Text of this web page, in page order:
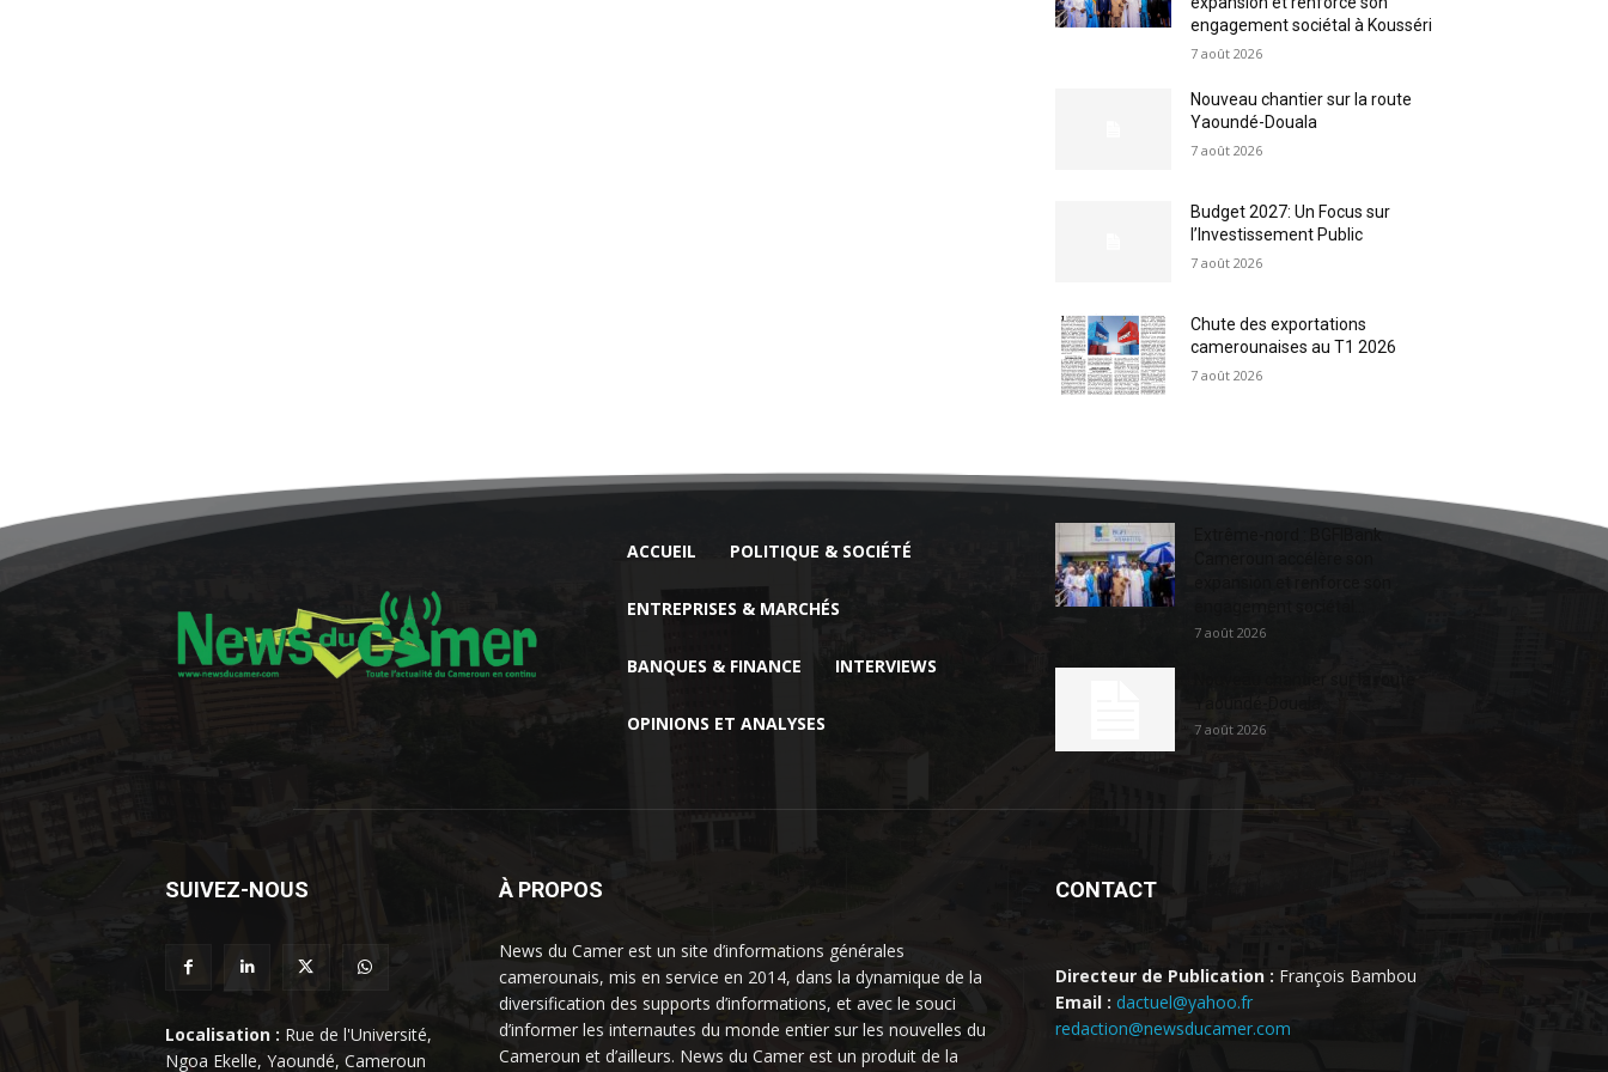
engagement sociétal à Kousséri
7 août 2026
Nouveau chantier sur la route
Yaoundé-Douala
7 août 2026
Budget 2027: Un Focus sur
l’Investissement Public
7 août 2026
Chute des exportations
camerounaises au T1 2026
7 août 2026
ACCUEIL POLITIQUE & SOCIÉTÉ
ENTREPRISES & MARCHÉS
BANQUES & FINANCE INTERVIEWS
OPINIONS ET ANALYSES
Extrême-nord : BGFIBank
7 août 2026
7 août 2026
SUIVEZ-NOUS
Localisation : Rue de l'Université,
Ngoa Ekelle, Yaoundé, Cameroun
À PROPOS
News du Camer est un site d’informations générales
camerounais, mis en service en 2014, dans la dynamique de la
diversification des supports d’informations, et avec le souci
d’informer les internautes du monde entier sur les nouvelles du
Cameroun et d’ailleurs. News du Camer est un produit de la
CONTACT
Directeur de Publication : François Bambou
Email : dactuel@yahoo.fr
redaction@newsducamer.com